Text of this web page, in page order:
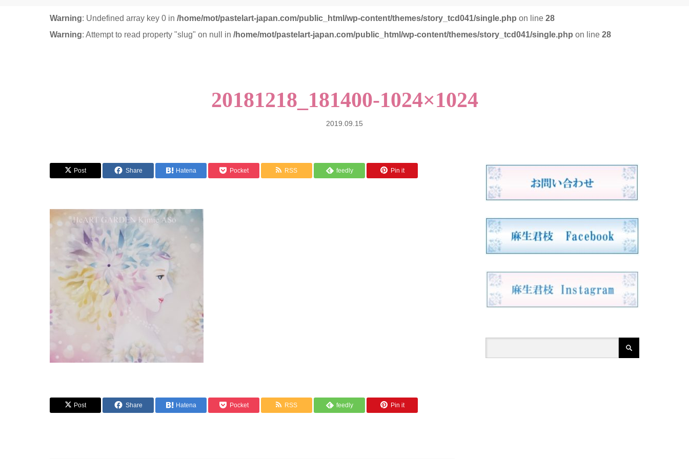
Warning: Undefined array key 0 in /home/mot/pastelart-japan.com/public_html/wp-content/themes/story_tcd041/single.php on line 28
Warning: Attempt to read property "slug" on null in /home/mot/pastelart-japan.com/public_html/wp-content/themes/story_tcd041/single.php on line 28
20181218_181400-1024×1024
2019.09.15
Post Share Hatena Pocket RSS feedly Pin it
Post Share Hatena Pocket RSS feedly Pin it